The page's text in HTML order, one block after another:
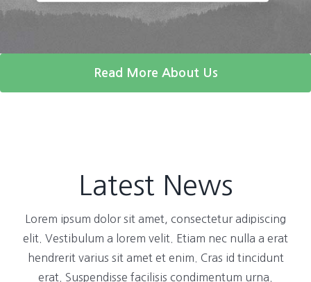
Read More About Us
Latest News
Lorem ipsum dolor sit amet, consectetur adipiscing
elit. Vestibulum a lorem velit. Etiam nec nulla a erat
hendrerit varius sit amet et enim. Cras id tincidunt
erat. Suspendisse facilisis condimentum urna.